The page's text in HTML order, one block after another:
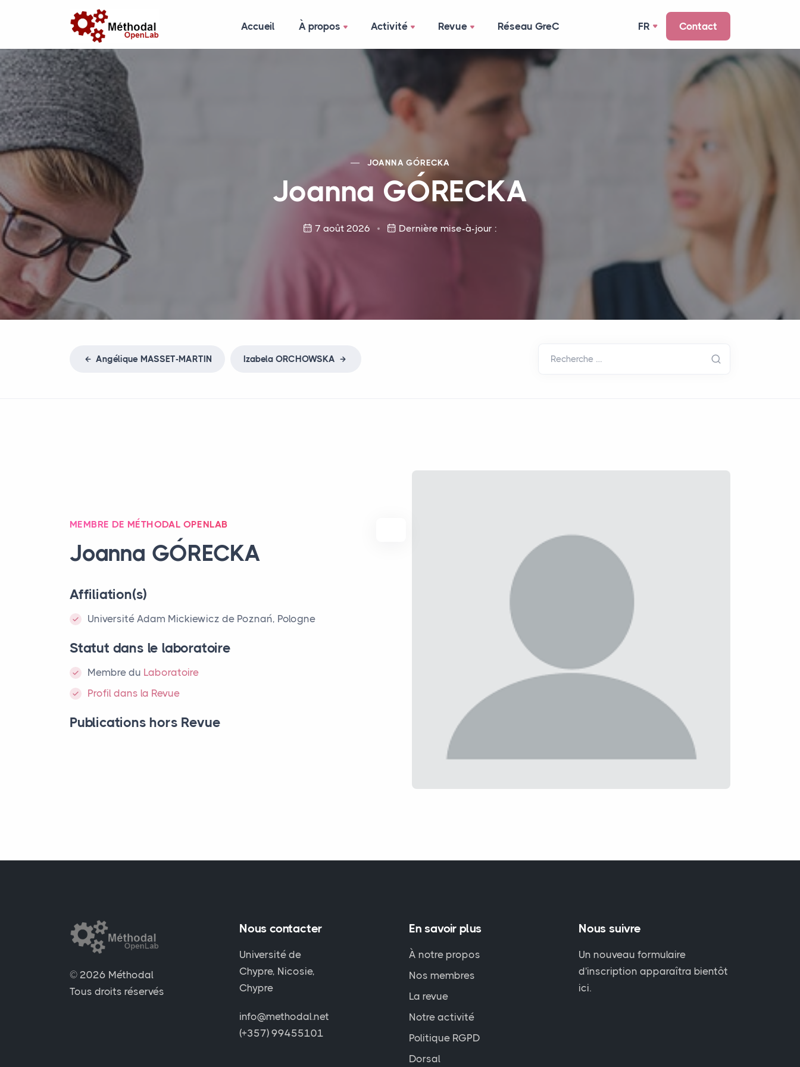
Accueil À propos Activité Revue Réseau GreC FR Contact
JOANNA GÓRECKA
Joanna GÓRECKA
7 août 2026 Dernière mise-à-jour :
Angélique MASSET-MARTIN Izabela ORCHOWSKA Recherche …
MEMBRE DE MÉTHODAL OPENLAB
Joanna GÓRECKA
Affiliation(s)
Université Adam Mickiewicz de Poznań, Pologne
Statut dans le laboratoire
Membre du Laboratoire
Profil dans la Revue
Publications hors Revue
© 2026 Méthodal
Tous droits réservés
Nous contacter
Université de
Chypre, Nicosie,
Chypre
info@methodal.net
(+357) 99455101
En savoir plus
À notre propos
Nos membres
La revue
Notre activité
Politique RGPD
Dorsal
Nous suivre
Un nouveau formulaire
d'inscription apparaîtra bientôt
ici.